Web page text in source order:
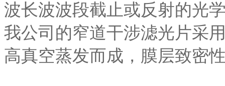
波长波波段截止或反射的光
我公司的窄道干涉滤光片采
高真空蒸发而成，膜层致密